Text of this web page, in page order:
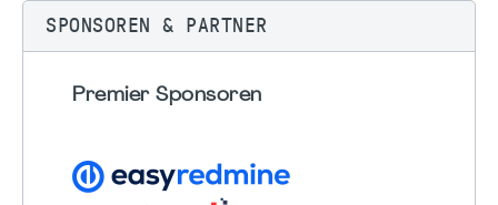
SPONSOREN & PARTNER
Premier Sponsoren